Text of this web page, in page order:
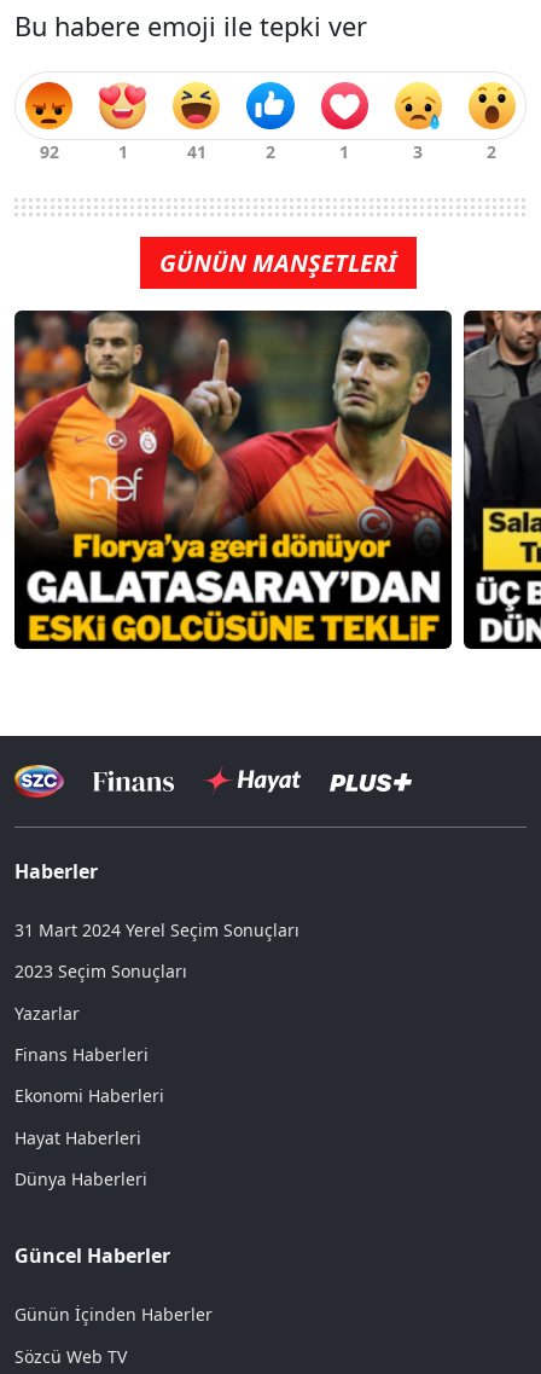
Bu habere emoji ile tepki ver
GÜNÜN MANŞETLERİ
Haberler
31 Mart 2024 Yerel Seçim Sonuçları
2023 Seçim Sonuçları
Yazarlar
Finans Haberleri
Ekonomi Haberleri
Hayat Haberleri
Dünya Haberleri
Güncel Haberler
Günün İçinden Haberler
Sözcü Web TV